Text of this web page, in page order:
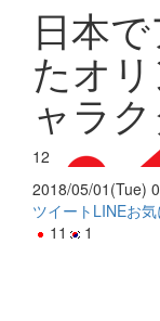
日本
たオ
ャラ
12
2018/05/01(Tue)
ツイート LINEお
11
1